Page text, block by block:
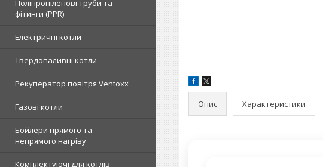
Поліпропіленові труби та
фітинги (PPR)
Електричні котли
Твердопаливні котли
Рекуператор повітря Ventoxx
Газові котли
Бойлери прямого та
непрямого нагріву
Комплектуючі для котлів
Опис Характеристики